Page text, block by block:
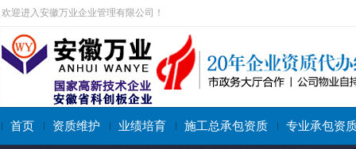
欢迎进入安徽万业企业管理有限公司！
首页 资质维护 业绩培育 施工总承包资质 专业承包资
搜索关键字： 施工总承包资质 专业承包资质 施工劳务资质